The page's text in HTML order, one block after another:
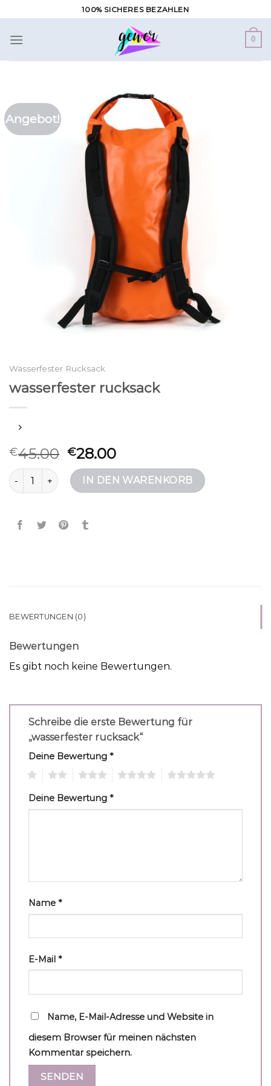
Inhalt
springen
100% SICHERES BEZAHLEN
0
Angebot!
Wasserfester Rucksack
wasserfester rucksack
€45.00 €28.00
wasserfester rucksack MengeIN DEN WARENKORB
BEWERTUNGEN (0)
Bewertungen
Es gibt noch keine Bewertungen.
Schreibe die erste Bewertung für
„wasserfester rucksack“
Deine Bewertung *
Deine Bewertung *
Name *
E-Mail *
Name, E-Mail-Adresse und Website in
diesem Browser für meinen nächsten
Kommentar speichern.